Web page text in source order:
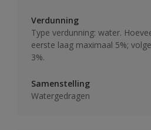
Verdunning
Type verdunning: water.
eerste laag maximaal 5%;
3%.
Samenstelling
Watergedragen